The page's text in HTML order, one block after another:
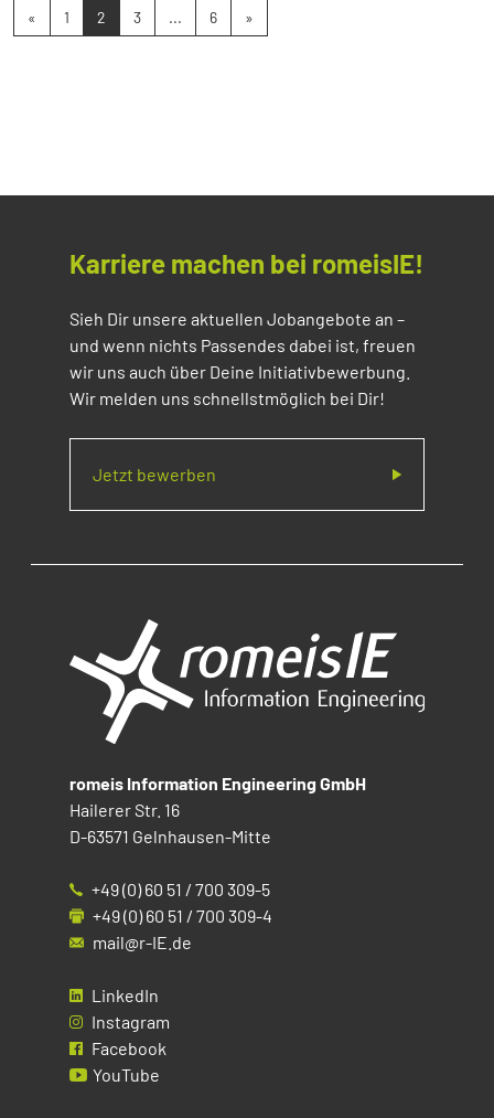
« 1 2 3 ... 6 »
Karriere machen bei romeisIE!
Sieh Dir unsere aktuellen Jobangebote an –
und wenn nichts Passendes dabei ist, freuen
wir uns auch über Deine Initiativbewerbung.
Wir melden uns schnellstmöglich bei Dir!
Jetzt bewerben
romeis Information Engineering GmbH
Hailerer Str. 16
D-63571 Gelnhausen-Mitte
+49 (0) 60 51 / 700 309-5
+49 (0) 60 51 / 700 309-4
mail@r-IE.de
LinkedIn
Instagram
Facebook
YouTube